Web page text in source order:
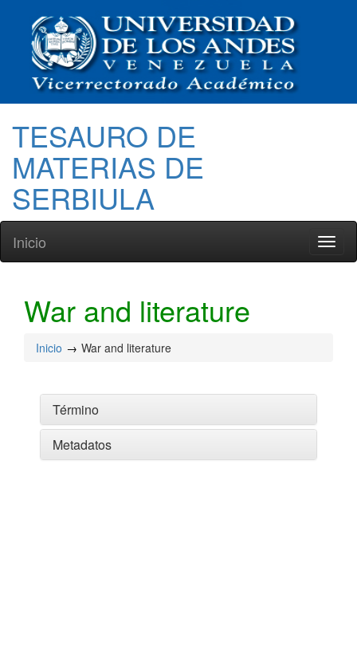
TESAURO DE
MATERIAS DE
SERBIULA
Inicio
War and literature
Inicio War and literature
Término
Metadatos